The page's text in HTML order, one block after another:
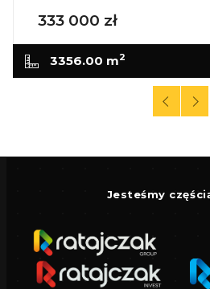
333 000 zł
3356.00 m2
Jesteśmy